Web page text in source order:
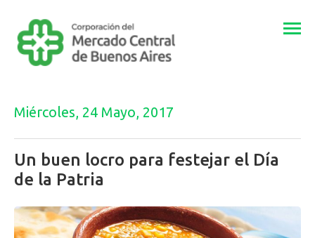
Miércoles, 24 Mayo, 2017
Un buen locro para festejar el Día
de la Patria